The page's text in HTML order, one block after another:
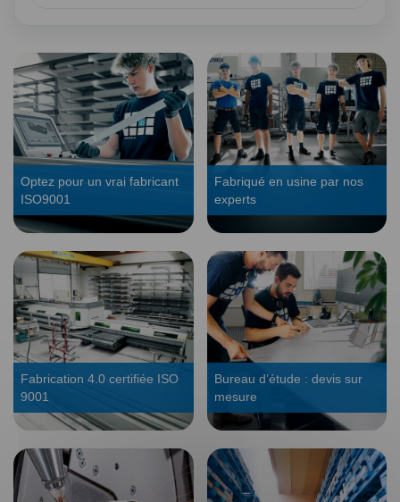
Optez pour un vrai fabricant
ISO9001
Fabriqué en usine par nos
experts
Fabrication 4.0 certifiée ISO
9001
Bureau d’étude : devis sur
mesure